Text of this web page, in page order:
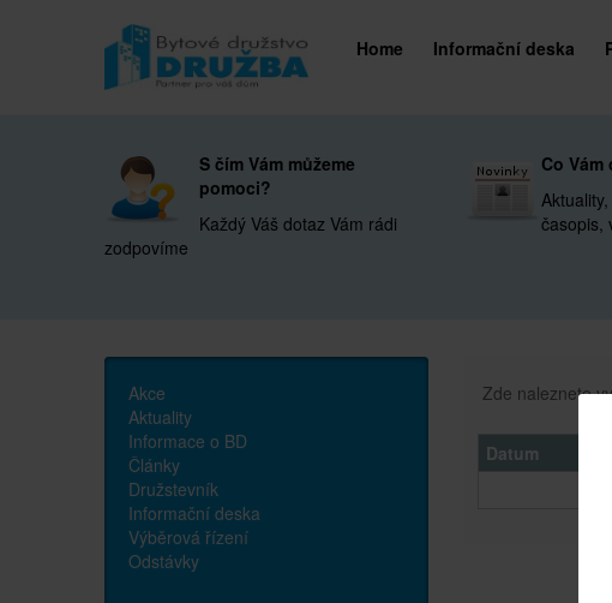
Home Informační deska
S čím Vám můžeme
pomoci?
Každý Váš dotaz Vám rádi
zodpovíme
Co
časopis,
Akce
Aktuality
Informace o BD
Články
Družstevník
Informační deska
Výběrová řízení
Odstávky
Zde naleznete
Datum